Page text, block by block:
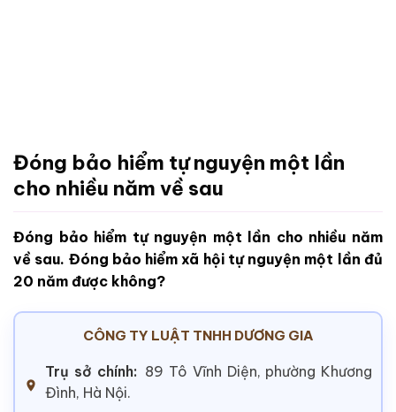
Đóng bảo hiểm tự nguyện một lần
cho nhiều năm về sau
Đóng bảo hiểm tự nguyện một lần cho nhiều năm
về sau. Đóng bảo hiểm xã hội tự nguyện một lần đủ
20 năm được không?
CÔNG TY LUẬT TNHH DƯƠNG GIA
Trụ sở chính: 89 Tô Vĩnh Diện, phường Khương
Đình, Hà Nội.